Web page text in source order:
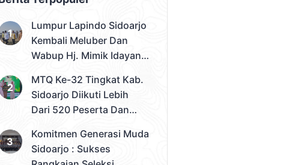
Lumpur Lapindo Sidoarjo
Kembali Meluber Dan
Wabup Hj. Mimik Idayana
MTQ Ke-32 Tingkat Kab.
Sidoarjo Diikuti Lebih
Dari 520 Peserta Dan
Juara Umum
Komitmen Generasi Muda
Sidoarjo : Sukses